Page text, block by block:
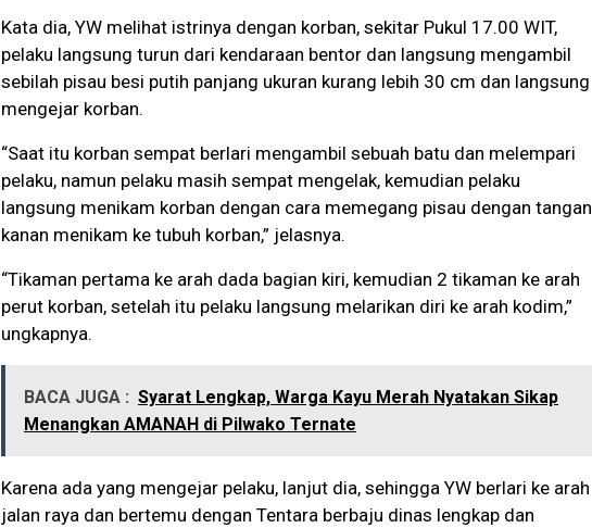
Kata dia, YW melihat istrinya dengan korban, sekitar Pukul 17.00 WIT,
pelaku langsung turun dari kendaraan bentor dan langsung mengambil
sebilah pisau besi putih panjang ukuran kurang lebih 30 cm dan langsung
mengejar korban.
“Saat itu korban sempat berlari mengambil sebuah batu dan melempari
pelaku, namun pelaku masih sempat mengelak, kemudian pelaku
langsung menikam korban dengan cara memegang pisau dengan tangan
kanan menikam ke tubuh korban,” jelasnya.
“Tikaman pertama ke arah dada bagian kiri, kemudian 2 tikaman ke arah
perut korban, setelah itu pelaku langsung melarikan diri ke arah kodim,”
ungkapnya.
BACA JUGA : Syarat Lengkap, Warga Kayu Merah Nyatakan Sikap
Menangkan AMANAH di Pilwako Ternate
Karena ada yang mengejar pelaku, lanjut dia, sehingga YW berlari ke arah
jalan raya dan bertemu dengan Tentara berbaju dinas lengkap dan